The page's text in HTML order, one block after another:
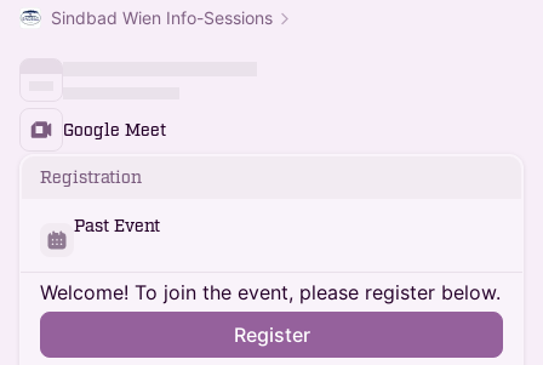
Sindbad Wien Info-Sessions
Google Meet
Registration
Past Event
Welcome! To join the event, please register below.
Register